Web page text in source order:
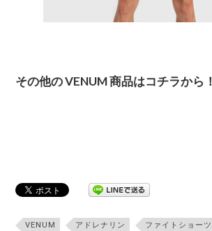
その他の VENUM 商品はコチラから！
VENUM アドレナリン ファイトショーツ